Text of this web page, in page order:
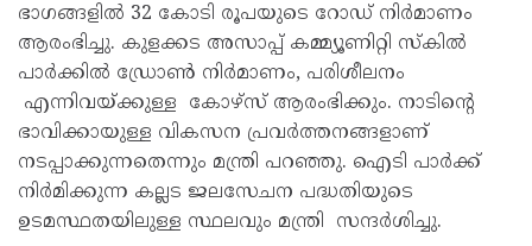
ഭാഗങ്ങളിൽ 32 കോടി രൂപയുടെ റോഡ് നിർമാണം
ആരംഭിച്ചു. കുളക്കട അസാപ്പ് കമ്മ്യൂണിറ്റി സ്‌കിൽ
പാർക്കിൽ ഡ്രോൺ നിർമാണം, പരിശീലനം
എന്നിവയ്ക്കുള്ള കോഴ്സ് ആരംഭിക്കും. നാടിന്റെ
ഭാവിക്കായുള്ള വികസന പ്രവർത്തനങ്ങളാണ്
നടപ്പാക്കുന്നതെന്നും മന്ത്രി പറഞ്ഞു. ഐടി പാർക്ക്
നിർമിക്കുന്ന കല്ലട ജലസേചന പദ്ധതിയുടെ
ഉടമസ്ഥതയിലുള്ള സ്ഥലവും മന്ത്രി സന്ദർശിച്ചു.